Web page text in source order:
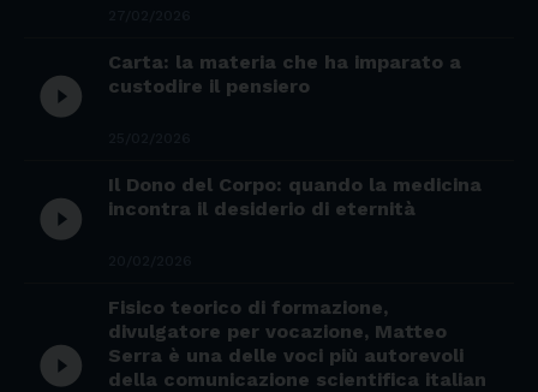
play_circle_filled
Carta: la materia che ha imparato a
custodire il pensiero
play_circle_filled
Il Dono del Corpo: quando la medicina
incontra il desiderio di eternità
play_circle_filled
Fisico teorico di formazione,
divulgatore per vocazione, Matteo
Serra è una delle voci più autorevoli
della comunicazione scientifica italian